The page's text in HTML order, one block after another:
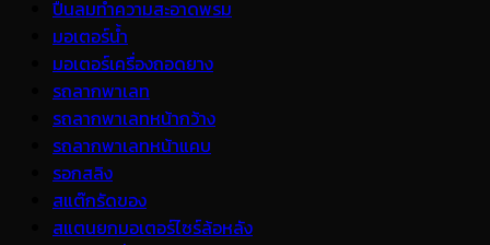
ปืนลมทำความสะอาดพรม
มอเตอร์น้ำ
มอเตอร์เครื่องถอดยาง
รถลากพาเลท
รถลากพาเลทหน้ากว้าง
รถลากพาเลทหน้าแคบ
รอกสลิง
สแต๊กรัดของ
สแตนยกมอเตอร์ไซร์ล้อหลัง